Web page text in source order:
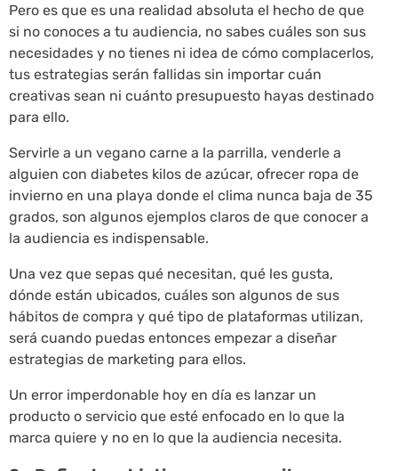
Pero es que es una realidad absoluta el hecho de que
si no conoces a tu audiencia, no sabes cuáles son sus
necesidades y no tienes ni idea de cómo complacerlos,
tus estrategias serán fallidas sin importar cuán
creativas sean ni cuánto presupuesto hayas destinado
para ello.
Servirle a un vegano carne a la parrilla, venderle a
alguien con diabetes kilos de azúcar, ofrecer ropa de
invierno en una playa donde el clima nunca baja de 35
grados, son algunos ejemplos claros de que conocer a
la audiencia es indispensable.
Una vez que sepas qué necesitan, qué les gusta,
dónde están ubicados, cuáles son algunos de sus
hábitos de compra y qué tipo de plataformas utilizan,
será cuando puedas entonces empezar a diseñar
estrategias de marketing para ellos.
Un error imperdonable hoy en día es lanzar un
producto o servicio que esté enfocado en lo que la
marca quiere y no en lo que la audiencia necesita.